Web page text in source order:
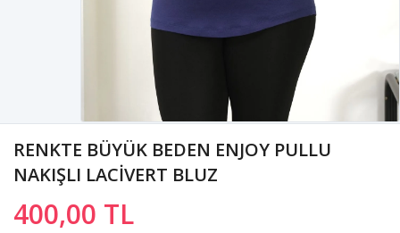
RENKTE BÜYÜK BEDEN ENJOY PULLU
NAKIŞLI LACİVERT BLUZ
400,00 TL